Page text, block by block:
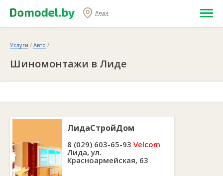
Лида
Услуги / Авто /
Шиномонтажи в Лиде
ЛидаСтройДом
8 (029) 603-65-93 Velcom
Лида, ул.
Красноармейская, 63